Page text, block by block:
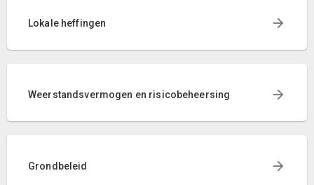
Lokale heffingen
Weerstandsvermogen en risicobeheersing
Grondbeleid